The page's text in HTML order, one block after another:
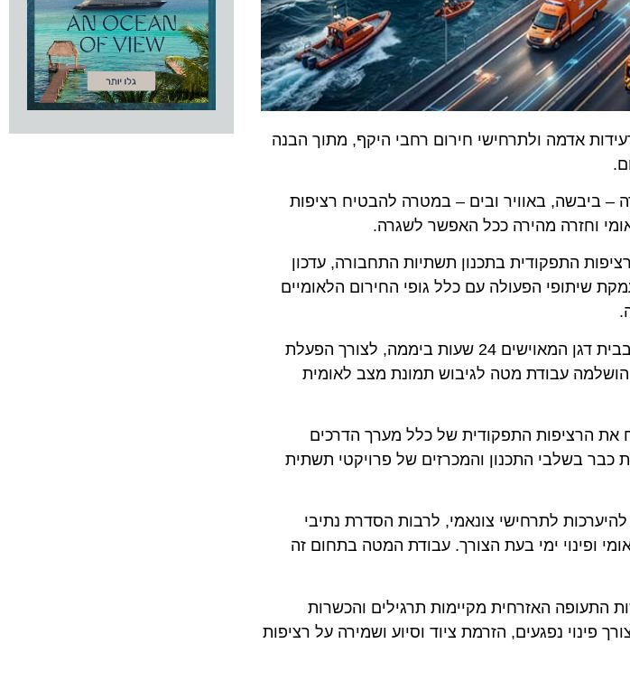
אדמה ולתרחישי חירום רחבי היקף, מתוך הבנה
באוויר ובים – במטרה להבטיח רציפות
וחזרה מהירה ככל האפשר לשגרה.
התפקודית בתכנון תשתיות התחבורה, עדכון
הפעולה עם כלל גופי החירום הלאומיים
בין היתר, מפעיל משרד התחבורה מרכז הפעלה ראשי בירושלים ומרכז הפעלה חלופי בבית דגן המאוישים 24 שעות ביממה, לצורך הפעלת
עבודת מטה לגיבוש תמונת מצב לאומית
הרציפות התפקודית של כלל מערך הדרכים
בשלבי התכנון והמכרזים של פרויקטי תשתית
לתרחישי צונאמי, לרבות הסדרת נתיבי
ימי בעת הצורך. עבודת המטה בתחום זה
האזרחית מקיימות תרגילים והכשרות
נפגעים, הזרמת ציוד וסיוע ושמירה על רציפות